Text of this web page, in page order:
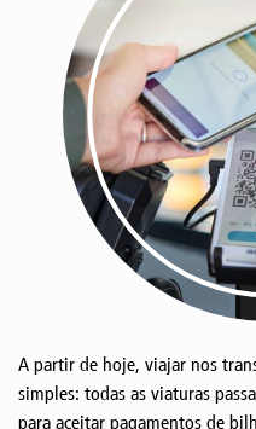
A partir de hoje, viajar nos
simples: todas as viaturas
para aceitar pagamentos de